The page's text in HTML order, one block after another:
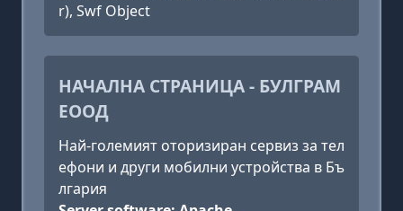
r), Swf Object
НАЧАЛНА СТРАНИЦА - БУЛГРАМ
ЕООД
Най-големият оторизиран сервиз за тел
ефони и други мобилни устройства в Бъ
лгария